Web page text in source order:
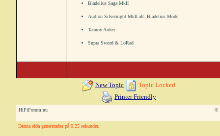
Bladelius Saga MkII
Audion Silvernight MkII alt. Bladelius Mode
Tannoy Arden
Supra Sword & LoRad
New Topic
Topic Locked
Printer Friendly
HiFiForum.nu ©
Denna sida genererades på 0.25 sekunder.